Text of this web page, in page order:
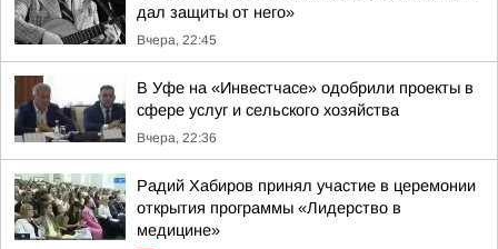
дал защиты от него»
Вчера, 22:45
В Уфе на «Инвестчасе» одобрили проекты в
сфере услуг и сельского хозяйства
Вчера, 22:36
Радий Хабиров принял участие в церемонии
открытия программы «Лидерство в
медицине»